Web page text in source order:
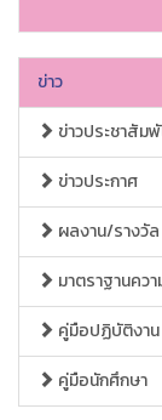
ข่าว
ข่าวประชาสัม
ข่าวประกาศ
ผลงาน/รางวั
มาตราฐานคว
คู่มือปฏิบัติงาน
คู่มือนักศึกษา